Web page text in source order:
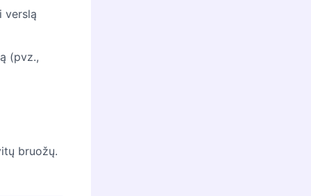
verslą
(pvz.,
bruožų.